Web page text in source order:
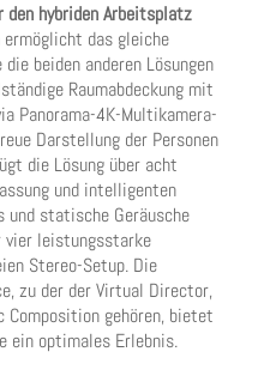
hybriden Arbeitsplatz
ermöglicht das gleiche
beiden anderen Lösungen
Raumabdeckung mit
Panorama-4K-Multikamera-
Darstellung der Personen
die Lösung über acht
und intelligenten
und statische Geräusche
vier leistungsstarke
Stereo-Setup. Die
zu der der Virtual Director,
Composition gehören, bietet
ein optimales Erlebnis.